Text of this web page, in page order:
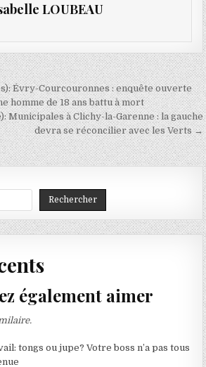
LOUBEAU
Évry-Courcouronnes : enquête ouverte
homme de 18 ans battu à mort
Municipales à Clichy-la-Garenne : la gauche
devra se réconcilier avec les Verts →
Rechercher
également aimer
tongs ou jupe? Votre boss n’a pas tous